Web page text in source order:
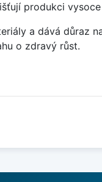
produkci
a dává důraz
o zdravý růst.